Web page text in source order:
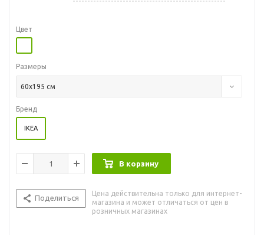
Цвет
Размеры
60x195 см
Бренд
IKEA
В корзину
Поделиться
Цена действительна только для интернет-
магазина и может отличаться от цен в
розничных магазинах